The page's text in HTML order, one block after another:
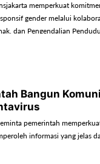
memperkuat
gender melalui
dan Pengendalian
Bangun
pemerintah
informasi yang jelas